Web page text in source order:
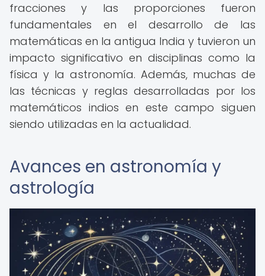
fracciones y las proporciones fueron
fundamentales en el desarrollo de las
matemáticas en la antigua India y tuvieron un
impacto significativo en disciplinas como la
física y la astronomía. Además, muchas de
las técnicas y reglas desarrolladas por los
matemáticos indios en este campo siguen
siendo utilizadas en la actualidad.
Avances en astronomía y
astrología